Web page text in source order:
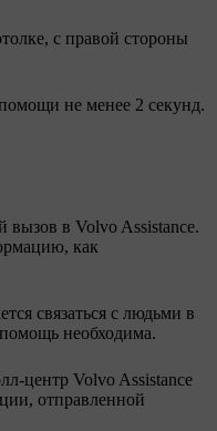
с правой стороны
не менее 2 секунд.
вызов в Volvo Assistance.
как
связаться с людьми в
необходима.
центр Volvo Assistance
отправленной